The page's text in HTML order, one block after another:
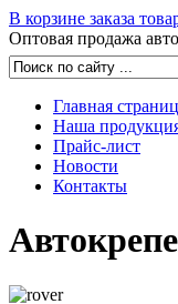
В корзине заказа
Оптовая продажа
Главная
Наша
Прайс-лист
Новости
Контакты